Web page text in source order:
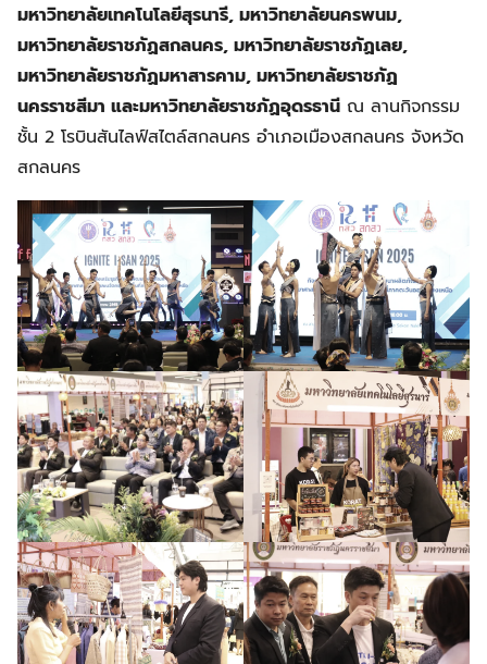
มหาวิทยาลัยเทคโนโลยีสุรนารี, มหาวิทยาลัยนครพนม,
มหาวิทยาลัยราชภัฏสกลนคร, มหาวิทยาลัยราชภัฏเลย,
มหาวิทยาลัยราชภัฏมหาสารคาม, มหาวิทยาลัยราชภัฏ
นครราชสีมา และมหาวิทยาลัยราชภัฏอุดรธานี ณ ลานกิจกรรม
ชั้น 2 โรบินสันไลฟ์สไตล์สกลนคร อำเภอเมืองสกลนคร จังหวัด
สกลนคร